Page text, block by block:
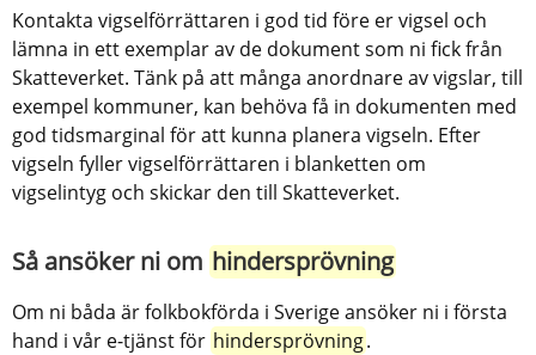
Kontakta vigselförrättaren i god tid före er vigsel och
lämna in ett exemplar av de dokument som ni fick från
Skatteverket. Tänk på att många anordnare av vigslar, till
exempel kommuner, kan behöva få in dokumenten med
god tidsmarginal för att kunna planera vigseln. Efter
vigseln fyller vigselförrättaren i blanketten om
vigselintyg och skickar den till Skatteverket.
Så ansöker ni om hindersprövning
Om ni båda är folkbokförda i Sverige ansöker ni i första
hand i vår e-tjänst för hindersprövning.